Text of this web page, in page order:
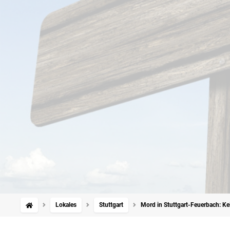
Lokales Stuttgart Mord in Stuttgart-Feuerbach: